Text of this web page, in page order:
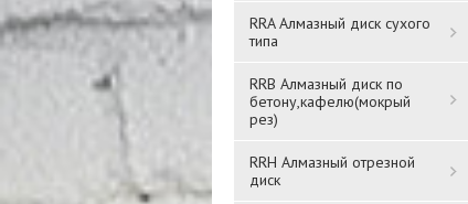
RRA Алмазный диск сухого
типа
RRB Алмазный диск по
бетону,кафелю(мокрый
рез)
RRH Алмазный отрезной
диск
Вентилятор осевой
канальный приточно-
вытяжной D 125 PROFIT 5
6 430 ₸
Вентилятор накладной
STANDARD сетка D 100
10 802,4 ₸